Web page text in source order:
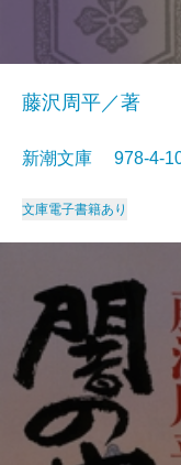
藤沢周平／著
新潮文庫 978-4-
文庫電子書籍あり